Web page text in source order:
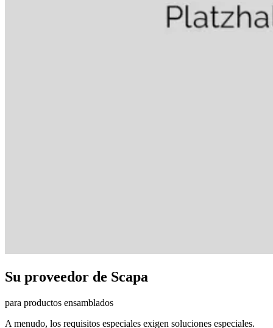
Su proveedor de Scapa
para productos ensamblados
A menudo, los requisitos especiales exigen soluciones especiales.